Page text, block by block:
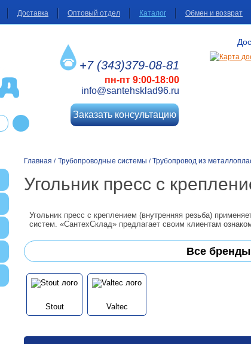
Доставка Оптовый отдел Каталог Обмен и возврат
+7 (343)379-08-81
пн-пт 9:00-18:00
info@santehsklad96.ru
Заказать консультацию
Главная / Трубопроводные системы / Трубопровод из
Угольник пресс с
Угольник пресс с креплением (внутренняя резьба)
систем. «СантехСклад» предлагает своим клиентам
Все бренды
Stout Valtec